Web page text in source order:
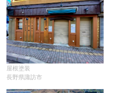
屋根塗装
長野県諏訪市